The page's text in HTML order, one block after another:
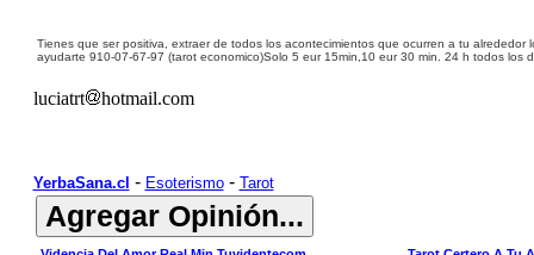
Tienes que ser positiva, extraer de todos los acontecimientos que ocurren a tu
ayudarte 910-07-67-97 (tarot economico)Solo 5 eur 15min,10 eur 30 min. 24 h todos los
luciatrt hotmail.com
YerbaSana.cl - Esoterismo- Tarot